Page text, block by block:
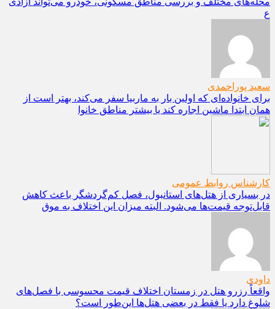
ع
سعید پوراحمدی
برای خانواده‌ای که اولین بار به ماربیا سفر می‌کند، بهتر است از
همان ابتدا ماشین اجاره کند یا بیشتر مناطق خانوا
کارشناس روابط عمومی
در بسیاری از هتل‌های استانبول، فصل کم‌گردشگر باعث کاهش
قابل‌توجه قیمت‌ها می‌شود. البته میزان این اختلاف به موق
داودی
واقعاً رزرو هتل در زمستان اختلاف قیمت محسوسی با فصل‌های
شلوغ دارد یا فقط در بعضی هتل‌ها این‌طور است؟